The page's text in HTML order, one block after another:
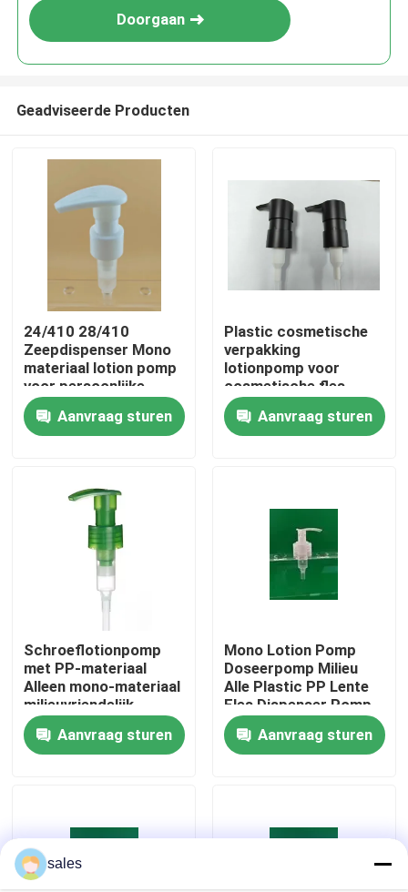
Producten
Over ons
Doorgaan
Geadviseerde Producten
24/410 28/410
Zeepdispenser Mono
materiaal lotion pomp
voor persoonlijke
verzorging
Aanvraag sturen
Plastic cosmetische
verpakking
lotionpomp voor
cosmetische fles
Aanvraag sturen
Schroeflotionpomp
met PP-materiaal
Alleen mono-materiaal
milieuvriendelijk
Aanvraag sturen
Mono Lotion Pomp
Doseerpomp Milieu
Alle Plastic PP Lente
Fles Dispenser Pomp
Aanvraag sturen
sales